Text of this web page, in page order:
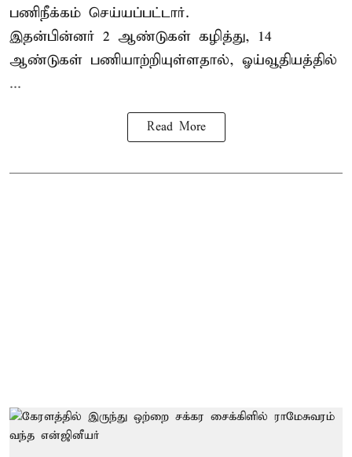
பணிநீக்கம் செய்யப்பட்டார்.
இதன்பின்னர் 2 ஆண்டுகள் கழித்து, 14
ஆண்டுகள் பணியாற்றியுள்ளதால், ஓய்வூதியத்தில்
...
Read More